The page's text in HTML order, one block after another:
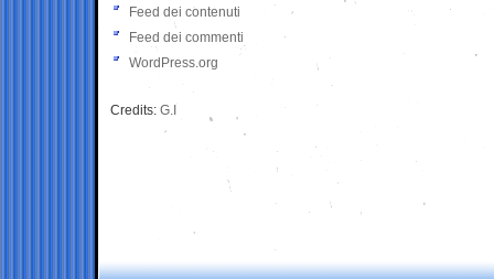
Feed dei contenuti
Feed dei commenti
WordPress.org
Credits: G.I